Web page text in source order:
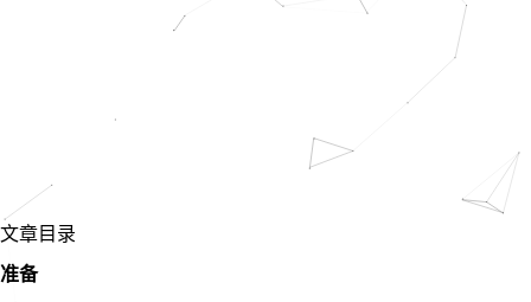
文章目录
准备